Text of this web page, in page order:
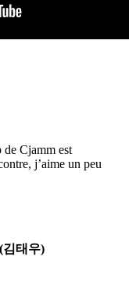
de Cjamm est
j’aime un peu
김태우)